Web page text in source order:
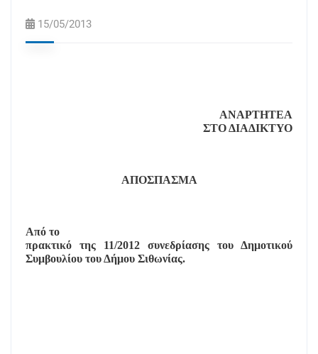
15/05/2013
ΑΝΑΡΤΗΤΕΑ
ΣΤΟ ΔΙΑΔΙΚΤΥΟ
ΑΠΟΣΠΑΣΜΑ
Από το
πρακτικό της 11/2012 συνεδρίασης του Δημοτικού
Συμβουλίου του Δήμου Σιθωνίας.